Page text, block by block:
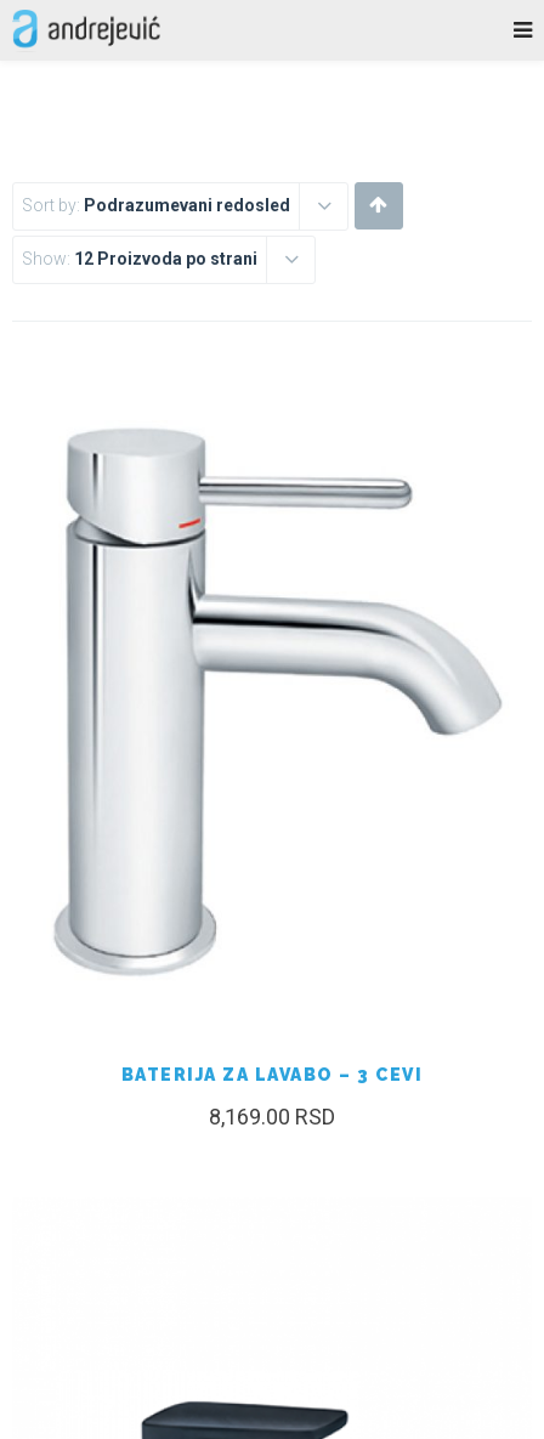
Sort by: Podrazumevani redosled
Show: 12 Proizvoda po strani
BATERIJA ZA LAVABO – 3 CEVI
8,169.00 RSD